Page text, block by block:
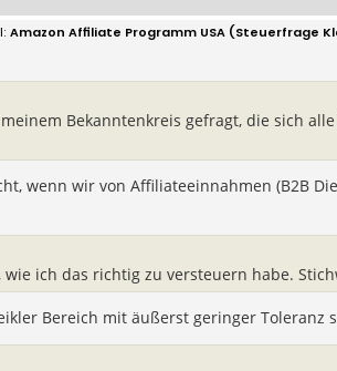
Amazon Affiliate Programm USA (Steuerfrage
Bekanntenkreis gefragt, die sich
wenn wir von Affiliateeinnahmen (B2B
wie ich das richtig zu versteuern habe.
Bereich mit äußerst geringer Toleranz